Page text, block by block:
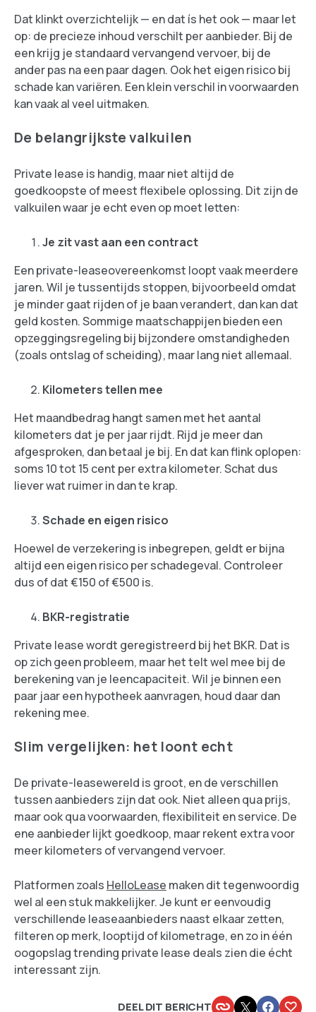
Dat klinkt overzichtelijk — en dat ís het ook — maar let
op: de precieze inhoud verschilt per aanbieder. Bij de
een krijg je standaard vervangend vervoer, bij de
ander pas na een paar dagen. Ook het eigen risico bij
schade kan variëren. Een klein verschil in voorwaarden
kan vaak al veel uitmaken.
De belangrijkste valkuilen
Private lease is handig, maar niet altijd de
goedkoopste of meest flexibele oplossing. Dit zijn de
valkuilen waar je echt even op moet letten:
Je zit vast aan een contract
Een private-leaseovereenkomst loopt vaak meerdere
jaren. Wil je tussentijds stoppen, bijvoorbeeld omdat
je minder gaat rijden of je baan verandert, dan kan dat
geld kosten. Sommige maatschappijen bieden een
opzeggingsregeling bij bijzondere omstandigheden
(zoals ontslag of scheiding), maar lang niet allemaal.
Kilometers tellen mee
Het maandbedrag hangt samen met het aantal
kilometers dat je per jaar rijdt. Rijd je meer dan
afgesproken, dan betaal je bij. En dat kan flink oplopen:
soms 10 tot 15 cent per extra kilometer. Schat dus
liever wat ruimer in dan te krap.
Schade en eigen risico
Hoewel de verzekering is inbegrepen, geldt er bijna
altijd een eigen risico per schadegeval. Controleer
dus of dat €150 of €500 is.
BKR-registratie
Private lease wordt geregistreerd bij het BKR. Dat is
op zich geen probleem, maar het telt wel mee bij de
berekening van je leencapaciteit. Wil je binnen een
paar jaar een hypotheek aanvragen, houd daar dan
rekening mee.
Slim vergelijken: het loont echt
De private-leasewereld is groot, en de verschillen
tussen aanbieders zijn dat ook. Niet alleen qua prijs,
maar ook qua voorwaarden, flexibiliteit en service. De
ene aanbieder lijkt goedkoop, maar rekent extra voor
meer kilometers of vervangend vervoer.
Platformen zoals HelloLease maken dit tegenwoordig
wel al een stuk makkelijker. Je kunt er eenvoudig
verschillende leaseaanbieders naast elkaar zetten,
filteren op merk, looptijd of kilometrage, en zo in één
oogopslag trending private lease deals zien die écht
interessant zijn.
DEEL DIT BERICHT